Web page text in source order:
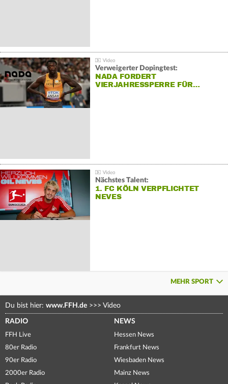
Verweigerter Dopingtest:
NADA FORDERT
VIERJAHRESSPERRE FÜR…
Nächstes Talent:
1. FC KÖLN VERPFLICHTET
NEVES
MEHR SPORT
Du bist hier: www.FFH.de >>> Video
RADIO
FFH Live
80er Radio
90er Radio
2000er Radio
NEWS
Hessen News
Frankfurt News
Wiesbaden News
Mainz News